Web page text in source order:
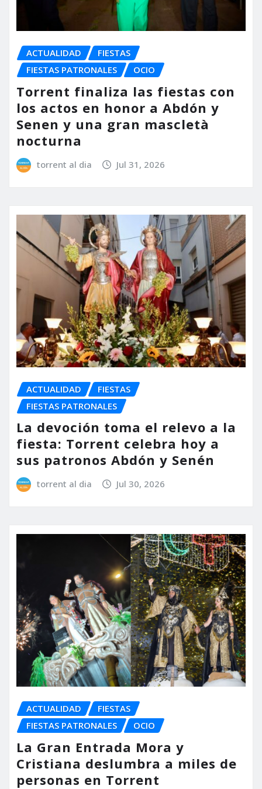
ACTUALIDAD
FIESTAS
FIESTAS PATRONALES
OCIO
Torrent finaliza las fiestas con
los actos en honor a Abdón y
Senen y una gran mascletà
nocturna
torrent al dia Jul 31, 2026
ACTUALIDAD
FIESTAS
FIESTAS PATRONALES
La devoción toma el relevo a la
fiesta: Torrent celebra hoy a
sus patronos Abdón y Senén
torrent al dia Jul 30, 2026
ACTUALIDAD
FIESTAS
FIESTAS PATRONALES
OCIO
La Gran Entrada Mora y
Cristiana deslumbra a miles de
personas en Torrent